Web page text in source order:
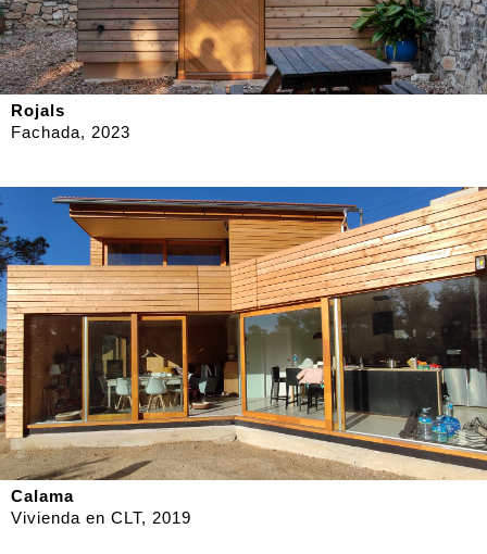
Rojals
Fachada, 2023
Calama
Vivienda en CLT, 2019